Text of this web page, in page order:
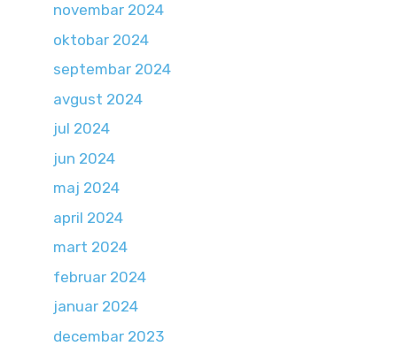
novembar 2024
oktobar 2024
septembar 2024
avgust 2024
jul 2024
jun 2024
maj 2024
april 2024
mart 2024
februar 2024
januar 2024
decembar 2023